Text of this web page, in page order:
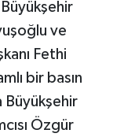
ve
Fethi
bir basın
Büyükşehir
Özgür